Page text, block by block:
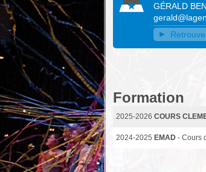
GÉRALD
Formation
2025-2026 COURS
2024-2025 EMAD - Cours